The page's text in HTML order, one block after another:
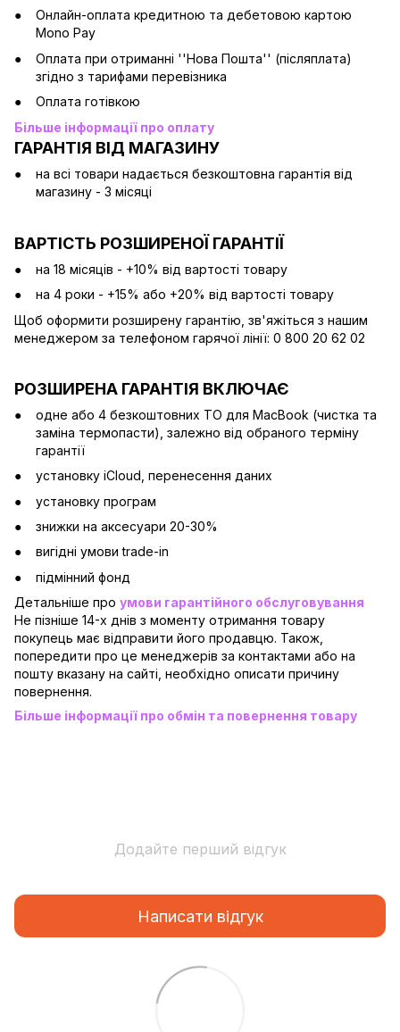
Онлайн-оплата кредитною та дебетовою картою
Mono Pay
Оплата при отриманні ''Нова Пошта'' (післяплата)
згідно з тарифами перевізника
Оплата готівкою
Більше інформації про оплату
ГАРАНТІЯ ВІД МАГАЗИНУ
на всі товари надається безкоштовна гарантія від
магазину - 3 місяці
ВАРТІСТЬ РОЗШИРЕНОЇ ГАРАНТІЇ
на 18 місяців - +10% від вартості товару
на 4 роки - +15% або +20% від вартості товару
Щоб оформити розширену гарантію, зв'яжіться з нашим
менеджером за телефоном гарячої лінії: 0 800 20 62 02
РОЗШИРЕНА ГАРАНТІЯ ВКЛЮЧАЄ
одне або 4 безкоштовних ТО для MacBook (чистка та
заміна термопасти), залежно від обраного терміну
гарантії
установку iCloud, перенесення даних
установку програм
знижки на аксесуари 20-30%
вигідні умови trade-in
підмінний фонд
Детальніше про умови гарантійного обслуговування
Не пізніше 14-х днів з моменту отримання товару
покупець має відправити його продавцю. Також,
попередити про це менеджерів за контактами або на
пошту вказану на сайті, необхідно описати причину
повернення.
Більше інформації про обмін та повернення товару
Додайте перший відгук
Написати відгук